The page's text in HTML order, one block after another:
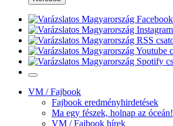
VM / Fajbook
Fajbook eredményhirdetések
Ma egy fészek, holnap az óceán!
VM / Fajbook hírek